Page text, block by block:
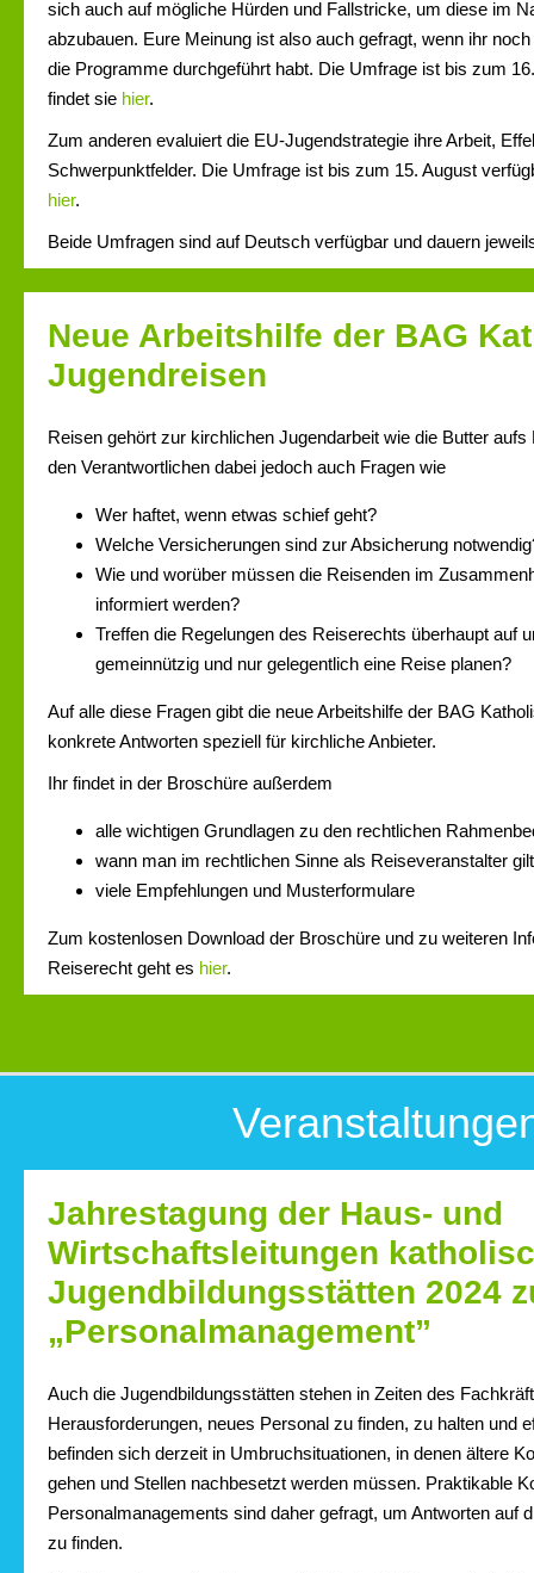
sich auch auf mögliche Hürden und Fallstricke, um diese im
abzubauen. Eure Meinung ist also auch gefragt, wenn ihr
die Programme durchgeführt habt. Die Umfrage ist bis zum
findet sie hier.
Zum anderen evaluiert die EU-Jugendstrategie ihre Arbeit,
Schwerpunktfelder. Die Umfrage ist bis zum 15. August
hier.
Beide Umfragen sind auf Deutsch verfügbar und dauern
Neue Arbeitshilfe der BAG
Jugendreisen
Reisen gehört zur kirchlichen Jugendarbeit wie die Butter
den Verantwortlichen dabei jedoch auch Fragen wie
Wer haftet, wenn etwas schief geht?
Welche Versicherungen sind zur Absicherung
Wie und worüber müssen die Reisenden im
informiert werden?
Treffen die Regelungen des Reiserechts überhaupt auf
gemeinnützig und nur gelegentlich eine Reise planen?
Auf alle diese Fragen gibt die neue Arbeitshilfe der BAG
konkrete Antworten speziell für kirchliche Anbieter.
Ihr findet in der Broschüre außerdem
alle wichtigen Grundlagen zu den rechtlichen
wann man im rechtlichen Sinne als Reiseveranstalter
viele Empfehlungen und Musterformulare
Zum kostenlosen Download der Broschüre und zu weiteren
Reiserecht geht es hier.
Jahrestagung der Haus- und
Wirtschaftsleitungen
Jugendbildungsstätten 2024
„Personalmanagement”
Auch die Jugendbildungsstätten stehen in Zeiten des
Herausforderungen, neues Personal zu finden, zu halten und
befinden sich derzeit in Umbruchsituationen, in denen ältere
gehen und Stellen nachbesetzt werden müssen. Praktikable
Personalmanagements sind daher gefragt, um Antworten auf
zu finden.